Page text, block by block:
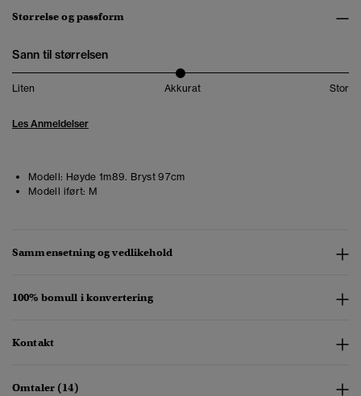
Størrelse og passform
Sann til størrelsen
Liten Akkurat Stor
Les Anmeldelser
Modell: Høyde 1m89. Bryst 97cm
Modell iført: M
Sammensetning og vedlikehold
100% bomull i konvertering
Kontakt
Omtaler (14)